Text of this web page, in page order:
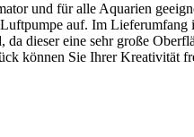
und für alle Aquarien
auf. Im Lieferumfang
dieser eine sehr große
können Sie Ihrer Kreativität